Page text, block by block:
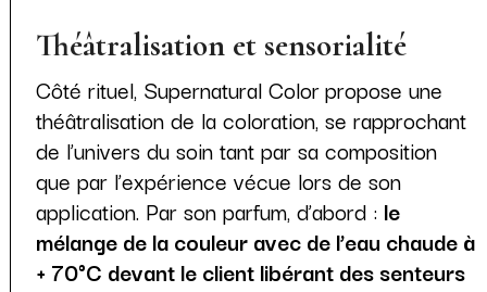
Théâtralisation et sensorialité
Côté rituel, Supernatural Colorpropose une
théâtralisation de la coloration, se rapprochant
de l’univers du soin tant par sa composition
que par l’expérience vécue lors de son
application. Par son parfum, d’abord : le
mélange de la couleur avec de l’eau chaude à
+ 70°C devant le client libérant des senteurs